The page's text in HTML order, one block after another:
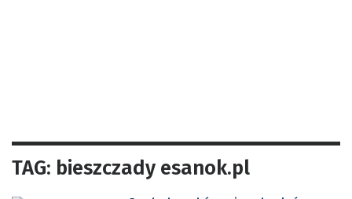
TAG: bieszczady esanok.pl